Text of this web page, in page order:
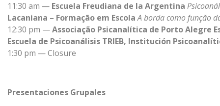
11:30 am — Escuela Freudiana de la Argentina
Lacaniana – Formação em Escola A borda como função
12:30 pm —Associação Psicanalítica de Porto Alegre
Escuela de Psicoanálisis TRIEB, Institución
1:30 pm — Closure
Presentaciones Grupales